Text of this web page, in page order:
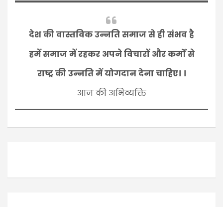
देश की वास्तविक उन्नति समाज से ही संभव है
हमें समाज में रहकर अपने विचारों और कर्मों से
राष्ट्र की उन्नति में योगदान देना चाहिए। ।
आज की अभिव्यक्ति